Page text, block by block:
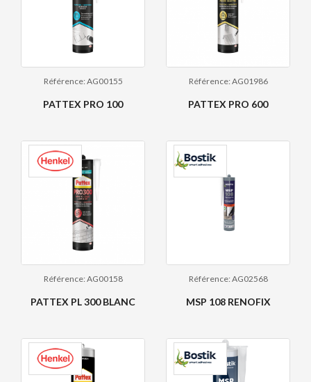
Référence: AG00155
PATTEX PRO 100
Référence: AG01986
PATTEX PRO 600
Référence: AG00158
PATTEX PL 300 BLANC
Référence: AG02568
MSP 108 RENOFIX